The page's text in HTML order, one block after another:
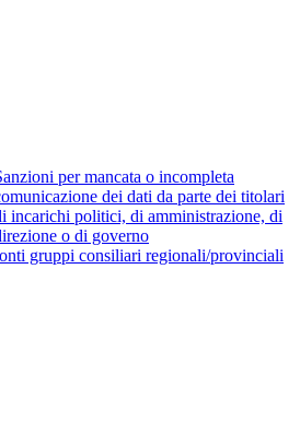
per mancata o incompleta
dei dati da parte dei titolari
incarichi politici, di amministrazione, di
o di governo
gruppi consiliari regionali/provinciali